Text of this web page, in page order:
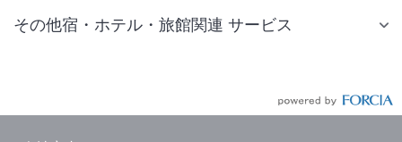
その他宿・ホテル・旅館関連 サービス